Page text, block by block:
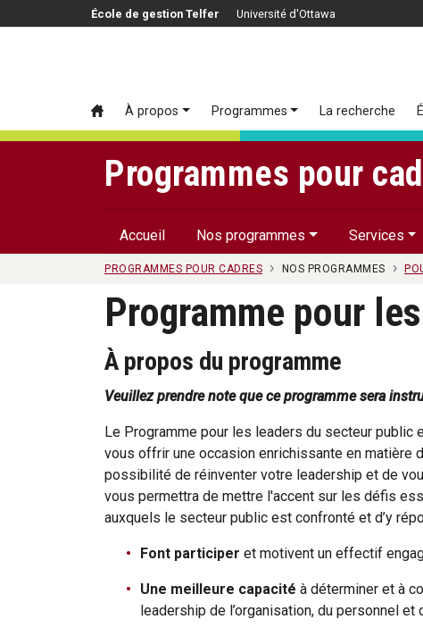
Passer au contenu principal
École de gestion Telfer Université d'Ottawa
À propos Programmes La recherche
Programmes pour
Accueil Nos programmes Services
PROGRAMMES POUR CADRES NOS PROGRAMMES
Programme pour
À propos du programme
Veuillez prendre note que ce programme sera
Le Programme pour les leaders du secteur public
vous offrir une occasion enrichissante en matière
possibilité de réinventer votre leadership et de
vous permettra de mettre l'accent sur les défis
auxquels le secteur public est confronté et d’y
Font participer et motivent un effectif
Une meilleure capacité à déterminer et à
leadership de l’organisation, du personnel et